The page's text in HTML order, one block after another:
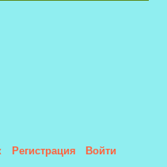
Регистрация Войти